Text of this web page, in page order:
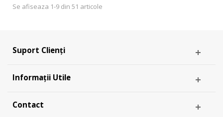
Se afiseaza 1-9 din 51 articole
Suport Clienți
Informații Utile
Contact